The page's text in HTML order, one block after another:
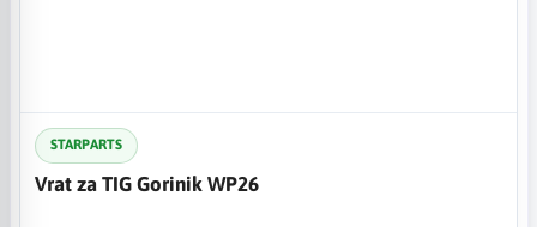
STARPARTS
Vrat za TIG Gorinik WP26